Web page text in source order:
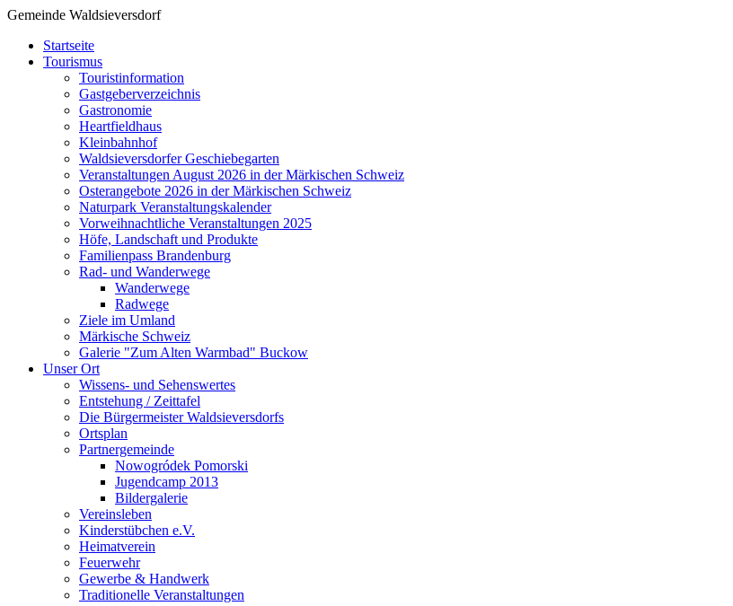
Gemeinde Waldsieversdorf
Startseite
Tourismus
Touristinformation
Gastgeberverzeichnis
Gastronomie
Heartfieldhaus
Kleinbahnhof
Waldsieversdorfer Geschiebegarten
Veranstaltungen August 2026 in der Märkischen Schweiz
Osterangebote 2026 in der Märkischen Schweiz
Naturpark Veranstaltungskalender
Vorweihnachtliche Veranstaltungen 2025
Höfe, Landschaft und Produkte
Familienpass Brandenburg
Rad- und Wanderwege
Wanderwege
Radwege
Ziele im Umland
Märkische Schweiz
Galerie "Zum Alten Warmbad" Buckow
Unser Ort
Wissens- und Sehenswertes
Entstehung / Zeittafel
Die Bürgermeister Waldsieversdorfs
Ortsplan
Partnergemeinde
Nowogródek Pomorski
Jugendcamp 2013
Bildergalerie
Vereinsleben
Kinderstübchen e.V.
Heimatverein
Feuerwehr
Gewerbe & Handwerk
Traditionelle Veranstaltungen